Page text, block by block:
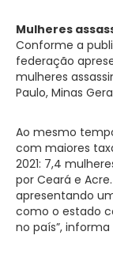
Mulheres
Conforme a
federação
mulheres
Paulo, Minas
Ao mesmo
com maiores
2021: 7,4
por Ceará e
apresentando
como o estado
no país”, informa